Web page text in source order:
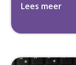
Lees meer